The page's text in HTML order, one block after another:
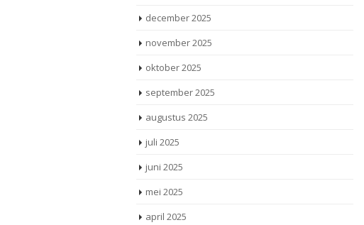
december 2025
november 2025
oktober 2025
september 2025
augustus 2025
juli 2025
juni 2025
mei 2025
april 2025